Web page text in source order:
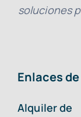
soluciones
Enlaces
Alquiler de